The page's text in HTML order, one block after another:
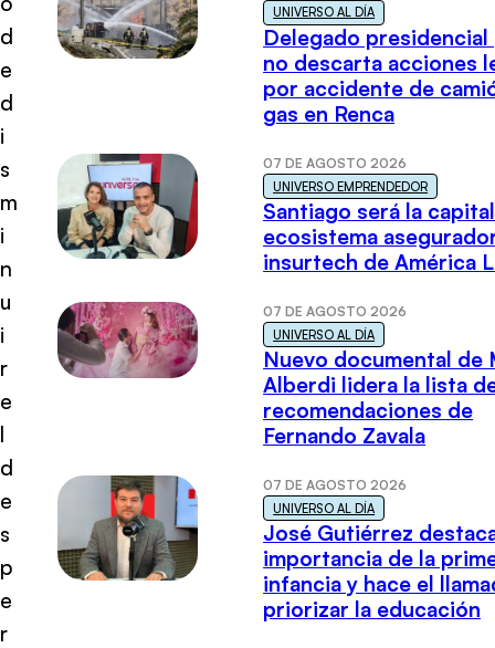
d
e
d
i
s
m
i
n
u
i
r
e
l
d
e
s
p
e
r
UNIVERSO AL DÍA
Delegado presidencial
no descarta acciones
por accidente de
gas en Renca
07 DE AGOSTO 2026
UNIVERSO EMPRENDEDOR
Santiago será la
ecosistema
insurtech de América
07 DE AGOSTO 2026
UNIVERSO AL DÍA
Nuevo documental de
Alberdi lidera la lista
recomendaciones de
Fernando Zavala
07 DE AGOSTO 2026
UNIVERSO AL DÍA
José Gutiérrez
importancia de la
infancia y hace el
priorizar la educación